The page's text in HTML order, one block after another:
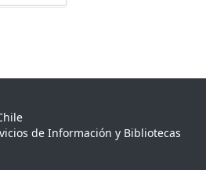
de Información y Bibliotecas